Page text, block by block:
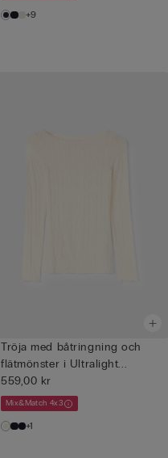
+9
Tröja med båtringning och
flätmönster i Ultralight...
559,00 kr
Mix&Match 4x3
+1